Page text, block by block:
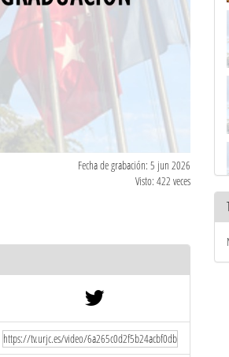
Fecha de grabación: 5 jun 2026
Visto: 422 veces